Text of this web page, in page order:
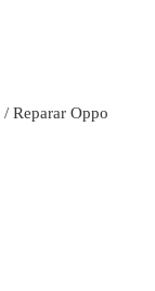
/ Reparar Oppo